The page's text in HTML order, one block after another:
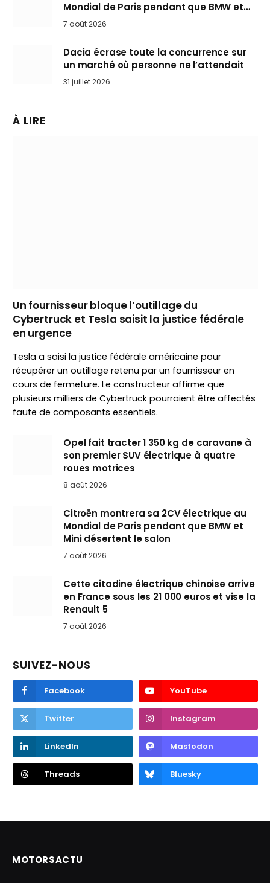
Mondial de Paris pendant que BMW et
Mini désertent le salon
7 août 2026
Dacia écrase toute la concurrence sur
un marché où personne ne l’attendait
31 juillet 2026
À LIRE
Un fournisseur bloque l’outillage du
Cybertruck et Tesla saisit la justice fédérale
en urgence
Tesla a saisi la justice fédérale américaine pour
récupérer un outillage retenu par un fournisseur en
cours de fermeture. Le constructeur affirme que
plusieurs milliers de Cybertruck pourraient être affectés
faute de composants essentiels.
Opel fait tracter 1 350 kg de caravane à
son premier SUV électrique à quatre
roues motrices
8 août 2026
Citroën montrera sa 2CV électrique au
Mondial de Paris pendant que BMW et
Mini désertent le salon
7 août 2026
Cette citadine électrique chinoise arrive
en France sous les 21 000 euros et vise la
Renault 5
7 août 2026
SUIVEZ-NOUS
Facebook YouTube
Twitter Instagram
LinkedIn Mastodon
Threads Bluesky
MOTORSACTU